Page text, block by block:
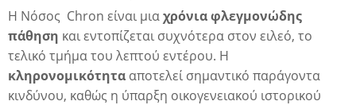
Η Νόσος Chron είναι μιαχρόνια φλεγμονώδης
πάθηση και εντοπίζεται συχνότερα στον ειλεό, το
τελικό τμήμα του λεπτού εντέρου. Η
κληρονομικότητα αποτελεί σημαντικό παράγοντα
κινδύνου, καθώς η ύπαρξη οικογενειακού ιστορικού